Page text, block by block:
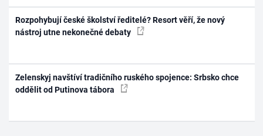
Rozpohybují české školství ředitelé? Resort věří, že nový
nástroj utne nekonečné debaty
Zelenskyj navštíví tradičního ruského spojence: Srbsko chce
oddělit od Putinova tábora